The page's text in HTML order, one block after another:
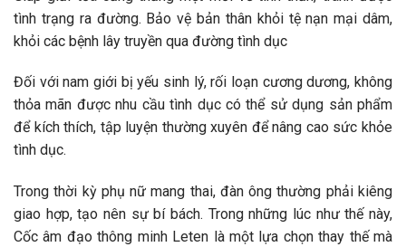
tình trạng ra đường. Bảo vệ bản thân khỏi tệ nạn mại dâm,
khỏi các bệnh lây truyền qua đường tình dục
Đối với nam giới bị yếu sinh lý, rối loạn cương dương, không
thỏa mãn được nhu cầu tình dục có thể sử dụng sản phẩm
để kích thích, tập luyện thường xuyên để nâng cao sức khỏe
tình dục.
Trong thời kỳ phụ nữ mang thai, đàn ông thường phải kiêng
giao hợp, tạo nên sự bí bách. Trong những lúc như thế này,
Cốc âm đạo thông minh Leten là một lựa chọn thay thế mà